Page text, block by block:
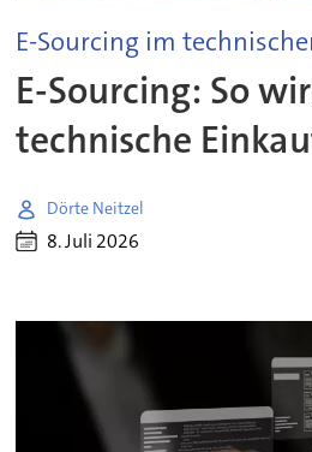
E-Sourcing im
E-Sourcing: So
technische
Dörte Neitzel
8. Juli 2026